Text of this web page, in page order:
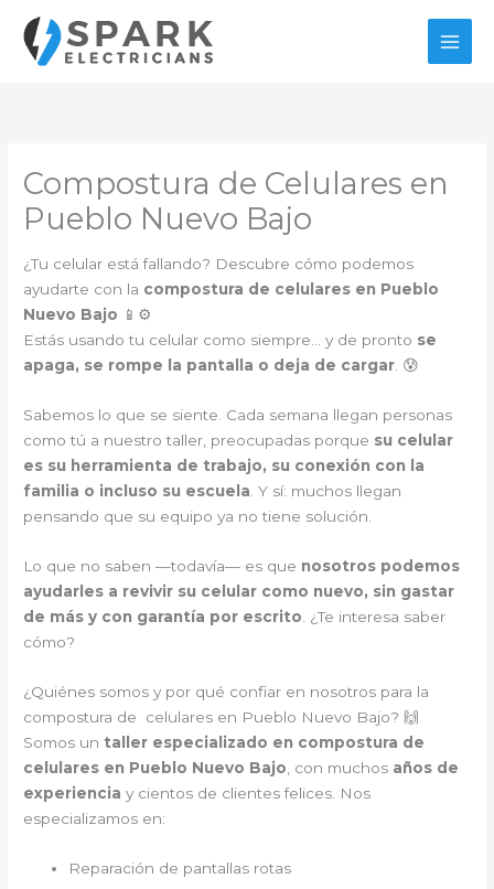
contenido
Compostura de Celulares en
Pueblo Nuevo Bajo
¿Tu celular está fallando? Descubre cómo podemos
ayudarte con la compostura de celulares en Pueblo
Nuevo Bajo 📱⚙️
Estás usando tu celular como siempre… y de pronto se
apaga, se rompe la pantalla o deja de cargar. 😰
Sabemos lo que se siente. Cada semana llegan personas
como tú a nuestro taller, preocupadas porque su celular
es su herramienta de trabajo, su conexión con la
familia o incluso su escuela . Y sí: muchos llegan
pensando que su equipo ya no tiene solución.
Lo que no saben —todavía— es que nosotros podemos
ayudarles a revivir su celular como nuevo, sin gastar
de más y con garantía por escrito . ¿Te interesa saber
cómo?
¿Quiénes somos y por qué confiar en nosotros para la
compostura de celulares en Pueblo Nuevo Bajo? 🙌
Somos un taller especializado en compostura de
celulares en Pueblo Nuevo Bajo , con muchos años de
experiencia y cientos de clientes felices. Nos
especializamos en:
Reparación de pantallas rotas